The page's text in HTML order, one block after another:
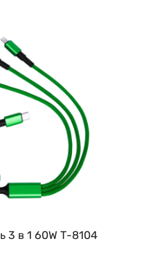
3 в 1 60W Т-8104